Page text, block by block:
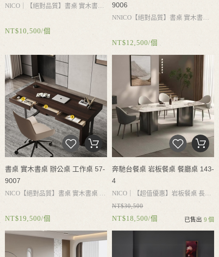
NICO｜ 【絕對品質】書桌 實木書
重力強 結實耐用
NT$10,500/個
9006
NNICO 【絕對品質】書桌 實木書
納 大容量抽屜 實木桌腳承重力強
實耐用 簡約設計 搭配不同風格
NT$12,500/個
書桌 實木書桌 辦公桌 工作桌 57-
9007
NICO 【絕對品質】書桌 實木書桌
抽屜 實木桌腳承重力強
約設計 搭配不同風格
NT$19,500/個
奔馳台餐桌 岩板餐桌 餐廳桌 143-
4
NICO｜ 【超值優惠】岩板餐桌 長
桌 餐桌 會客桌
厚全復合底板 耐用不破損
加厚不鏽
桌腳空間寬大 搭配不
NT$30,500
NT$18,500/個 已售出 9 個